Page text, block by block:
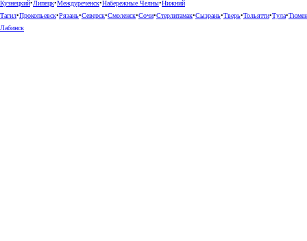
Кузнецкий•Липецк•Междуреченск•Набережные Челны•Нижний
Тагил•Прокопьевск•Рязань•Северск•Смоленск•Сочи•Стерлитамак•Сызрань•Тверь•Тольятти•Тула•
Лабинск